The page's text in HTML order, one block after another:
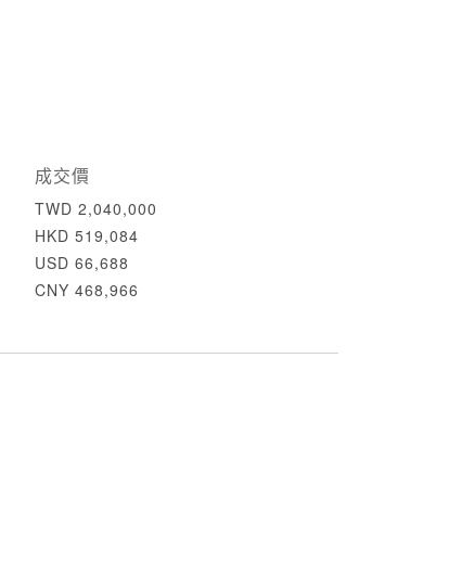
成交價
TWD 2,040,000
HKD 519,084
USD 66,688
CNY 468,966